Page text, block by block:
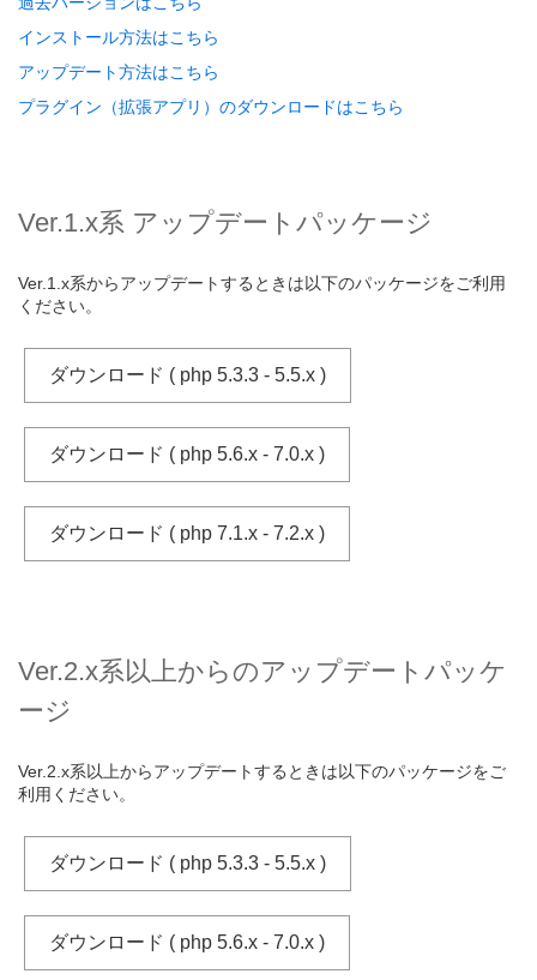
インストール方法はこちら
アップデート方法はこちら
プラグイン（拡張アプリ）のダウンロードはこちら
Ver.1.x系 アップデートパッケージ
Ver.1.x系からアップデートするときは以下のパッケージをご利用
ください。
ダウンロード ( php 5.3.3 - 5.5.x )
ダウンロード ( php 5.6.x - 7.0.x )
ダウンロード ( php 7.1.x - 7.2.x )
Ver.2.x系以上からのアップデートパッケ
ージ
Ver.2.x系以上からアップデートするときは以下のパッケージをご
利用ください。
ダウンロード ( php 5.3.3 - 5.5.x )
ダウンロード ( php 5.6.x - 7.0.x )